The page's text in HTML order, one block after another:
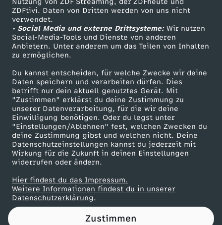
Nutzung von ZDF Streaming, der ZDFheute und
ZDFtivi. Daten von Dritten werden von uns nicht
verwendet.
• Social Media und externe Drittsysteme:Wir nutzen
Social-Media-Tools und Dienste von anderen
Anbietern. Unter anderem um das Teilen von Inhalten
zu ermöglichen.
Du kannst entscheiden, für welche Zwecke wir deine
Daten speichern und verarbeiten dürfen. Dies
betrifft nur dein aktuell genutztes Gerät. Mit
"Zustimmen" erklärst du deine Zustimmung zu
unserer Datenverarbeitung, für die wir deine
Einwilligung benötigen. Oder du legst unter
"Einstellungen/Ablehnen" fest, welchen Zwecken du
deine Zustimmung gibst und welchen nicht. Deine
Datenschutzeinstellungen kannst du jederzeit mit
Wirkung für die Zukunft in deinen Einstellungen
widerrufen oder ändern.
Hier findest du das Impressum.
Weitere Informationen findest du in unserer
Datenschutzerklärung.
Zustimmen
"
M
ü
s
s
e
n
i
n
ZDF Unternehmen
Karriere
ZDF goes Schule
Werbefernsehen
Mainzelmännchen
Partner